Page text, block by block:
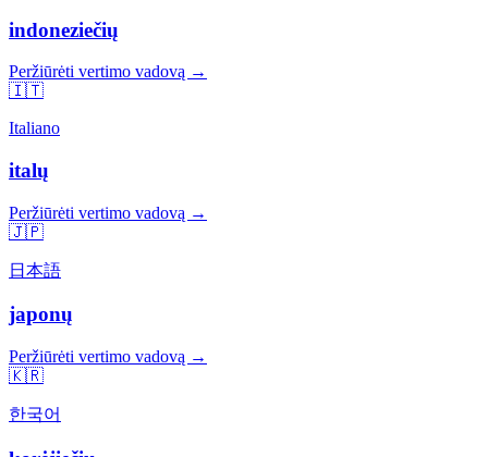
indoneziečių
Peržiūrėti vertimo vadovą →
🇮🇹
Italiano
italų
Peržiūrėti vertimo vadovą →
🇯🇵
日本語
japonų
Peržiūrėti vertimo vadovą →
🇰🇷
한국어